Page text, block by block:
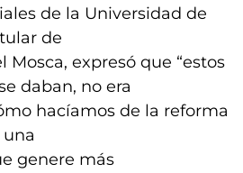
de la Universidad de
de
Mosca, expresó que “estos
daban, no era
hacíamos de la reforma
genere más